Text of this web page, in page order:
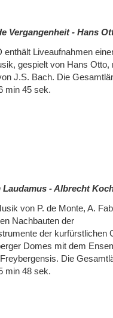
Vergangenheit - Hans
enthält Liveaufnahmen
gespielt von Hans Otto,
J.S. Bach. Die
min 45 sek.
Laudamus - Albrecht
von P. de Monte, A.
Nachbauten der
der kurfürstlichen
Domes mit dem
Die
min 48 sek.